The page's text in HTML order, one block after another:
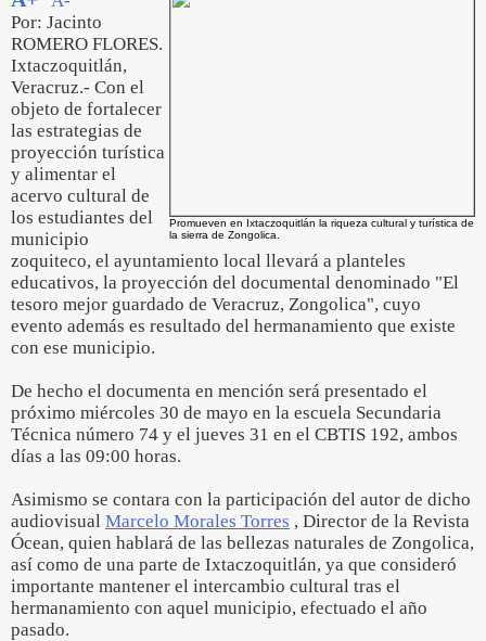
Promueven en Ixtaczoquitlán la riqueza cultural y turística de
la sierra de Zongolica.
Por: Jacinto
ROMERO FLORES.
Ixtaczoquitlán,
Veracruz.- Con el
objeto de fortalecer
las estrategias de
proyección turística
y alimentar el
acervo cultural de
los estudiantes del
municipio
zoquiteco, el ayuntamiento local llevará a planteles
educativos, la proyección del documental denominado "El
tesoro mejor guardado de Veracruz, Zongolica", cuyo
evento además es resultado del hermanamiento que existe
con ese municipio.
De hecho el documenta en mención será presentado el
próximo miércoles 30 de mayo en la escuela Secundaria
Técnica número 74 y el jueves 31 en el CBTIS 192, ambos
días a las 09:00 horas.
Asimismo se contara con la participación del autor de dicho
audiovisual Marcelo Morales Torres , Director de la Revista
Ócean, quien hablará de las bellezas naturales de Zongolica,
así como de una parte de Ixtaczoquitlán, ya que consideró
importante mantener el intercambio cultural tras el
hermanamiento con aquel municipio, efectuado el año
pasado.